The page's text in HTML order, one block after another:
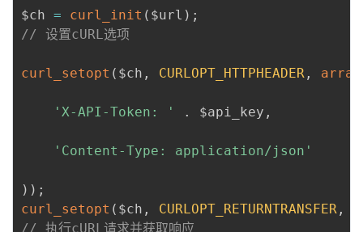
$ch = curl_init ( $url ) ;
// 设置cURL选项
curl_setopt ( $ch , CURLOPT_HTTPHEADER , array
'X-API-Token: ' . $api_key ,
'Content-Type: application/json'
) ) ;
curl_setopt ( $ch , CURLOPT_RETURNTRANSFER ,
// 执行cURL请求并获取响应